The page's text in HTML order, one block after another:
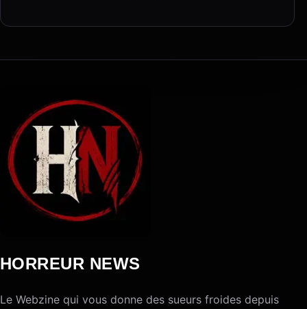
HORREUR NEWS
Le Webzine qui vous donne des sueurs froides depuis